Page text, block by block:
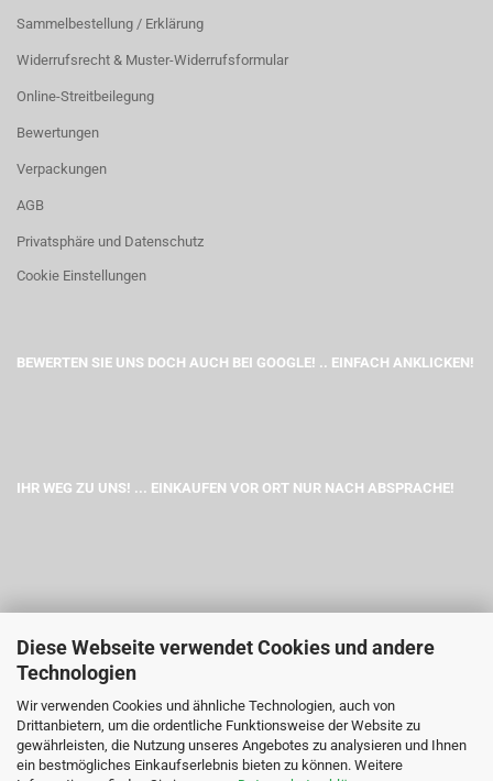
Diese Webseite verwendet Cookies und andere
Technologien
Wir verwenden Cookies und ähnliche Technologien, auch von
Drittanbietern, um die ordentliche Funktionsweise der Website zu
gewährleisten, die Nutzung unseres Angebotes zu analysieren und Ihnen
ein bestmögliches Einkaufserlebnis bieten zu können. Weitere
Sammelbestellung / Erklärung
Widerrufsrecht & Muster-Widerrufsformular
Online-Streitbeilegung
Bewertungen
Verpackungen
AGB
Privatsphäre und Datenschutz
Cookie Einstellungen
BEWERTEN SIE UNS DOCH AUCH BEI GOOGLE! .. EINFACH ANKLICKEN!
IHR WEG ZU UNS! ... EINKAUFEN VOR ORT NUR NACH ABSPRACHE!